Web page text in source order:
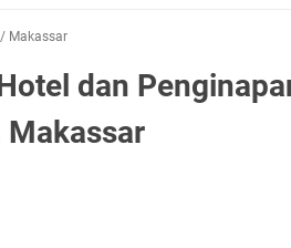
/ Makassar
dan
Makassar